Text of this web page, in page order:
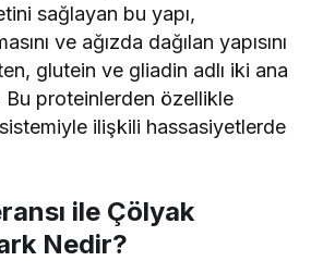
sağlayan bu yapı,
ve ağızda dağılan yapısını
glutein ve gliadin adlı iki ana
proteinlerden özellikle
sistemiyle ilişkili hassasiyetlerde
ile Çölyak
Nedir?